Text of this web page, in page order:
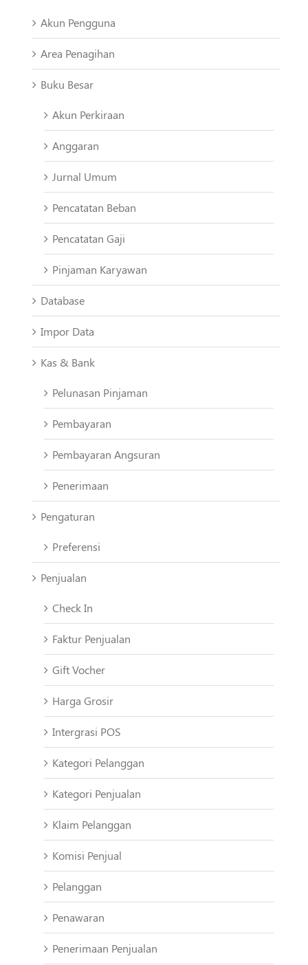
Akun Pengguna
Area Penagihan
Buku Besar
Akun Perkiraan
Anggaran
Jurnal Umum
Pencatatan Beban
Pencatatan Gaji
Pinjaman Karyawan
Database
Impor Data
Kas & Bank
Pelunasan Pinjaman
Pembayaran
Pembayaran Angsuran
Penerimaan
Pengaturan
Preferensi
Penjualan
Check In
Faktur Penjualan
Gift Vocher
Harga Grosir
Intergrasi POS
Kategori Pelanggan
Kategori Penjualan
Klaim Pelanggan
Komisi Penjual
Pelanggan
Penawaran
Penerimaan Penjualan